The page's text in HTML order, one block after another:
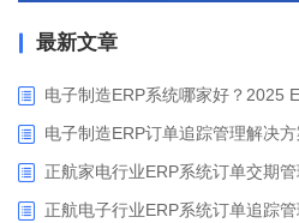
最新文章
电子制造ERP系统哪家好？2025
电子制造ERP订单追踪管理解决方
正航家电行业ERP系统订单交期
正航电子行业ERP系统订单追踪